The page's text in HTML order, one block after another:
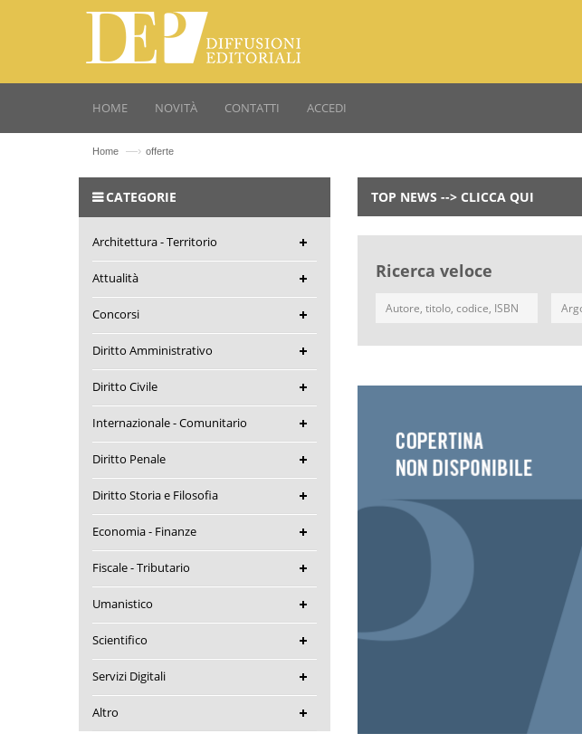
HOME NOVITÀ CONTATTI ACCEDI
Home —› offerte
TOP NEWS --> CLICCA QUI
Ricerca veloce
CATEGORIE
Architettura - Territorio
Attualità
Concorsi
Diritto Amministrativo
Diritto Civile
Internazionale - Comunitario
Diritto Penale
Diritto Storia e Filosofia
Economia - Finanze
Fiscale - Tributario
Umanistico
Scientifico
Servizi Digitali
Altro